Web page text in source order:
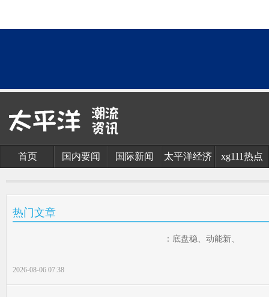
首页 国内要闻 国际新闻 太平洋经济 xg111热点
热门文章
：底盘稳、动能新、
2026-08-06 07:38